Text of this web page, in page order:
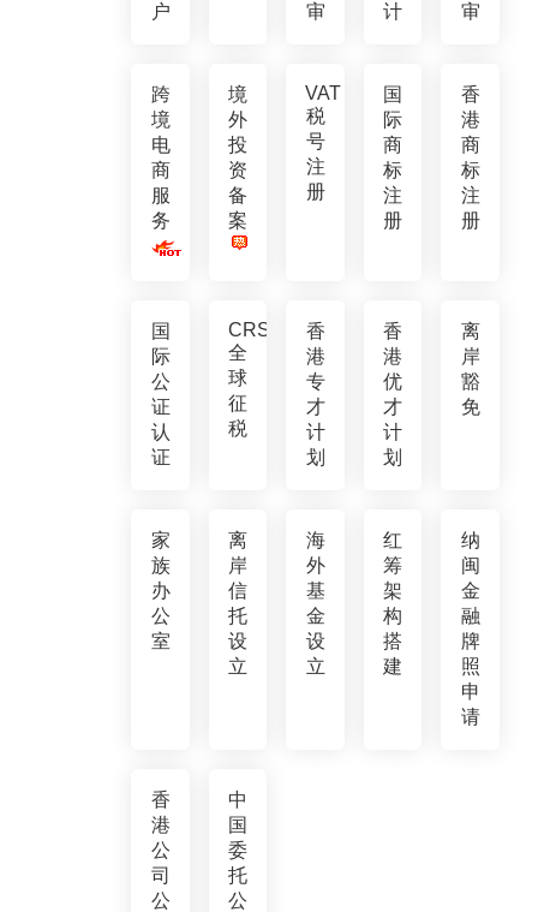
户
审
计
审
跨
境
电
商
服
务
境
外
投
资
备
案
VAT
税
号
注
册
国
际
商
标
注
册
香
港
商
标
注
册
国
际
公
证
认
证
CRS
全
球
征
税
香
港
专
才
计
划
香
港
优
才
计
划
离
岸
豁
免
家
族
办
公
室
离
岸
信
托
设
立
海
外
基
金
设
立
红
筹
架
构
搭
建
纳
闽
金
融
牌
照
申
请
香
港
公
司
公
中
国
委
托
公